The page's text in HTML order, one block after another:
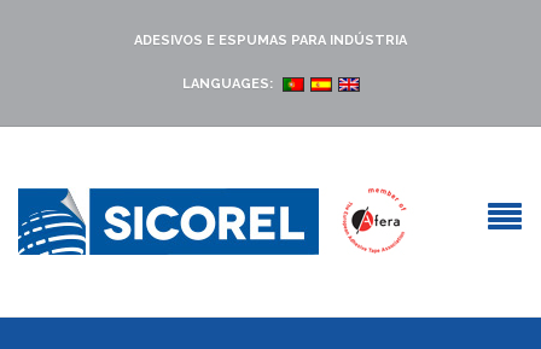
ADESIVOS E ESPUMAS PARA INDÚSTRIA
LANGUAGES: